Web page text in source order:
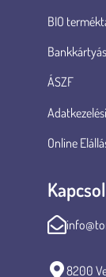
BIO
ÁSZF
Online
8200